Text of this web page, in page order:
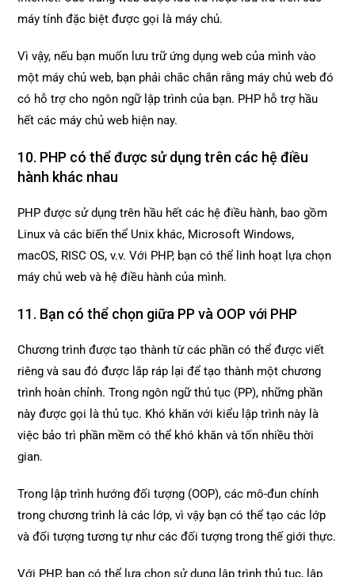
máy tính đặc biệt được gọi là máy chủ.
Vì vậy, nếu bạn muốn lưu trữ ứng dụng web của mình vào
một máy chủ web, bạn phải chắc chắn rằng máy chủ web đó
có hỗ trợ cho ngôn ngữ lập trình của bạn. PHP hỗ trợ hầu
hết các máy chủ web hiện nay.
10. PHP có thể được sử dụng trên các hệ điều
hành khác nhau
PHP được sử dụng trên hầu hết các hệ điều hành, bao gồm
Linux và các biến thể Unix khác, Microsoft Windows,
macOS, RISC OS, v.v. Với PHP, bạn có thể linh hoạt lựa chọn
máy chủ web và hệ điều hành của mình.
11. Bạn có thể chọn giữa PP và OOP với PHP
Chương trình được tạo thành từ các phần có thể được viết
riêng và sau đó được lắp ráp lại để tạo thành một chương
trình hoàn chỉnh. Trong ngôn ngữ thủ tục (PP), những phần
này được gọi là thủ tục. Khó khăn với kiểu lập trình này là
việc bảo trì phần mềm có thể khó khăn và tốn nhiều thời
gian.
Trong lập trình hướng đối tượng (OOP), các mô-đun chính
trong chương trình là các lớp, vì vậy bạn có thể tạo các lớp
và đối tượng tương tự như các đối tượng trong thế giới thực.
Với PHP, bạn có thể lựa chọn sử dụng lập trình thủ tục, lập